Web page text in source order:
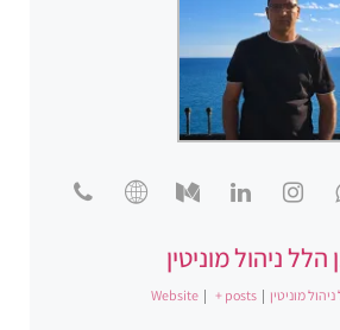
הלל ניהול מוניטין
מוניטין |
Website | + posts